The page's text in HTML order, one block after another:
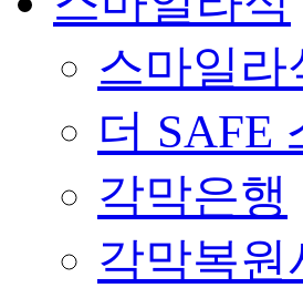
스마일라
더 SAFE
각막은행
각막복원